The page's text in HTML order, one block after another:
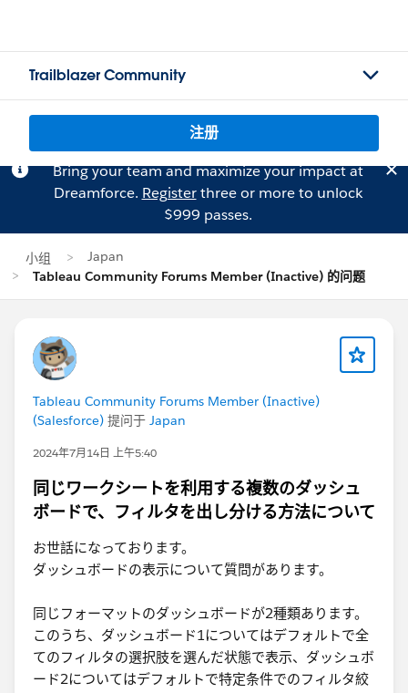
Trailblazer Community
注册
Bring your team and maximize your impact at
Dreamforce. Registerthree or more to unlock
$999 passes.
小组
Japan
Tableau Community Forums Member (Inactive) 的问题
Tableau Community Forums Member (Inactive)
(Salesforce) 提问于 Japan
2024年7月14日 上午5:40
同じワークシートを利用する複数のダッシュ
ボードで、フィルタを出し分ける方法について
お世話になっております。
ダッシュボードの表示について質問があります。
同じフォーマットのダッシュボードが2種類あります。
このうち、ダッシュボード1についてはデフォルトで​全
てのフィルタの選択肢を選んだ状態で表示、ダッシュボ
ード2についてはデフォルトで特定条件でのフィルタ絞